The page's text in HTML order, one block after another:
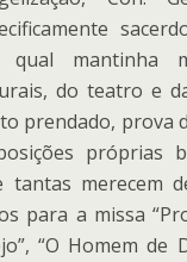
qual mantinha
do teatro e
prendado, prova
próprias
tantas merecem
para a missa
“O Homem de